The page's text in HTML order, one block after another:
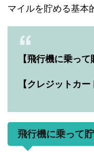
マイルを貯める基本
【飛行機に乗って
【クレジットカ
飛行機に乗って